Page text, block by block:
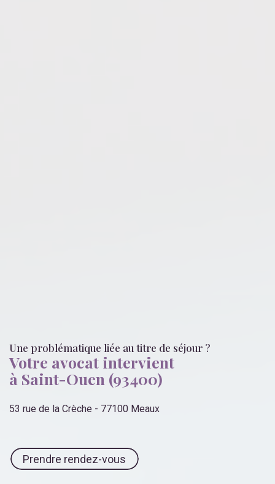
Une problématique liée au titre de séjour ?
Votre avocat intervient
à Saint-Ouen (93400)
53 rue de la Crèche - 77100 Meaux
Prendre rendez-vous